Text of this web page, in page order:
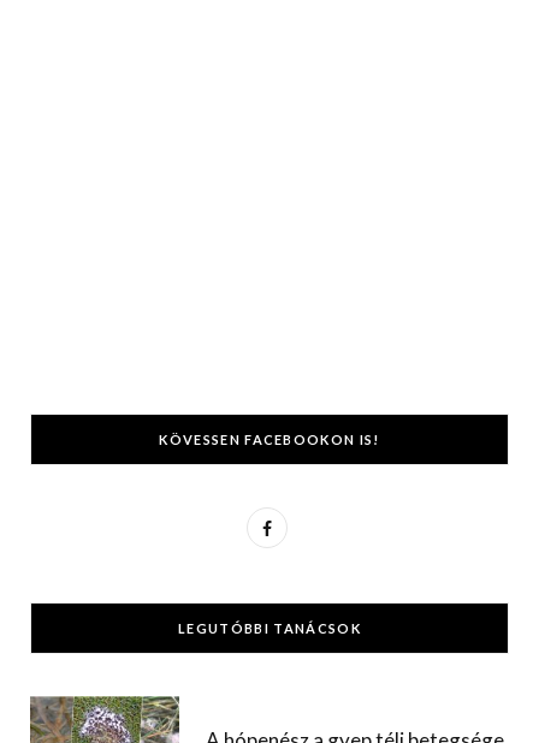
KÖVESSEN FACEBOOKON IS!
F
c
e
LEGUTÓBBI TANÁCSOK